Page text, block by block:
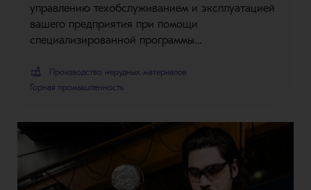
управлению техобслуживанием и эксплуатацией
вашего предприятия при помощи
специализированной программы…
Производство нерудных материалов
Горная промышленность